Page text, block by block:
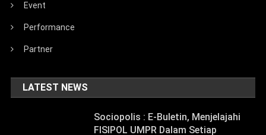
Event
Performance
Partner
LATEST NEWS
Sociopolis : E-Buletin, Menjelajahi
FISIPOL UMPR Dalam Setiap